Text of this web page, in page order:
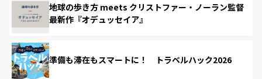
地球の歩き方 meets クリストファー・ノーラン監督
最新作『オデュッセイア』
準備も滞在もスマートに！ トラベルハック2026